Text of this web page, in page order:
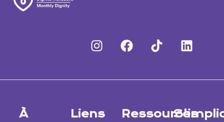
À
Liens
Ressources